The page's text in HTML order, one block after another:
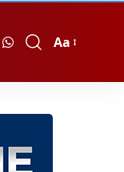
Font
Aa